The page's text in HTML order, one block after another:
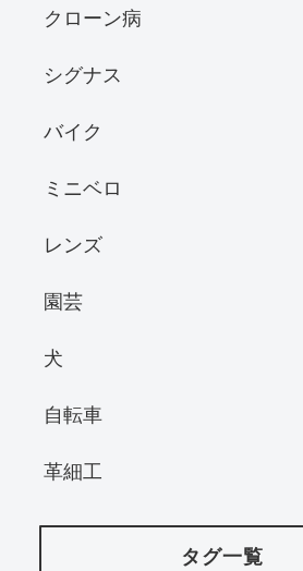
クローン病
シグナス
バイク
ミニベロ
レンズ
園芸
犬
自転車
革細工
タグ一覧